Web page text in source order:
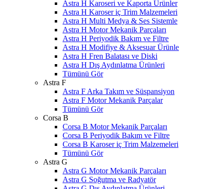
Astra H Karoseri ve Kaporta Ürünler
Astra H Karoser iç Trim Malzemeleri
Astra H Multi Medya & Ses Sistemle
Astra H Motor Mekanik Parçaları
Astra H Periyodik Bakım ve Filtre
Astra H Modifiye & Aksesuar Ürünle
Astra H Fren Balatası ve Diski
Astra H Dış Aydınlatma Ürünleri
Tümünü Gör
Astra F
Astra F Arka Takım ve Süspansiyon
Astra F Motor Mekanik Parçalar
Tümünü Gör
Corsa B
Corsa B Motor Mekanik Parçaları
Corsa B Periyodik Bakım ve Filtre
Corsa B Karoser iç Trim Malzemeleri
Tümünü Gör
Astra G
Astra G Motor Mekanik Parçaları
Astra G Soğutma ve Radyatör